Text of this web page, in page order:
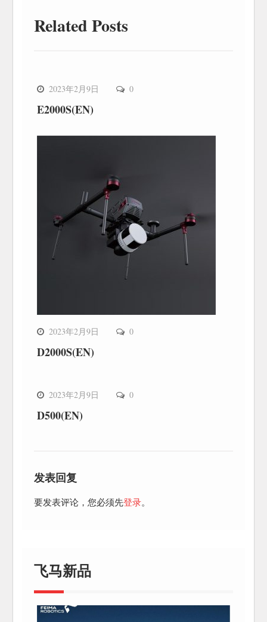
Related Posts
2023年2月9日 0
E2000S(EN)
2023年2月9日 0
D2000S(EN)
2023年2月9日 0
D500(EN)
发表回复
要发表评论，您必须先登录。
飞马新品